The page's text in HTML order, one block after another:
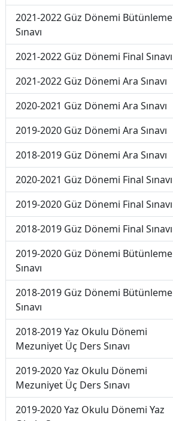
2021-2022 Güz Dönemi Bütünleme
Sınavı
2021-2022 Güz Dönemi Final Sınavı
2021-2022 Güz Dönemi Ara Sınavı
2020-2021 Güz Dönemi Ara Sınavı
2019-2020 Güz Dönemi Ara Sınavı
2018-2019 Güz Dönemi Ara Sınavı
2020-2021 Güz Dönemi Final Sınavı
2019-2020 Güz Dönemi Final Sınavı
2018-2019 Güz Dönemi Final Sınavı
2019-2020 Güz Dönemi Bütünleme
Sınavı
2018-2019 Güz Dönemi Bütünleme
Sınavı
2018-2019 Yaz Okulu Dönemi
Mezuniyet Üç Ders Sınavı
2019-2020 Yaz Okulu Dönemi
Mezuniyet Üç Ders Sınavı
2019-2020 Yaz Okulu Dönemi Yaz